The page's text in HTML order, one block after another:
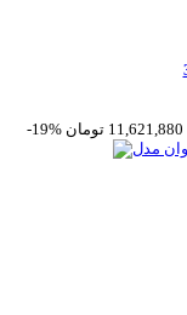
-19%
11,621,880 تومان